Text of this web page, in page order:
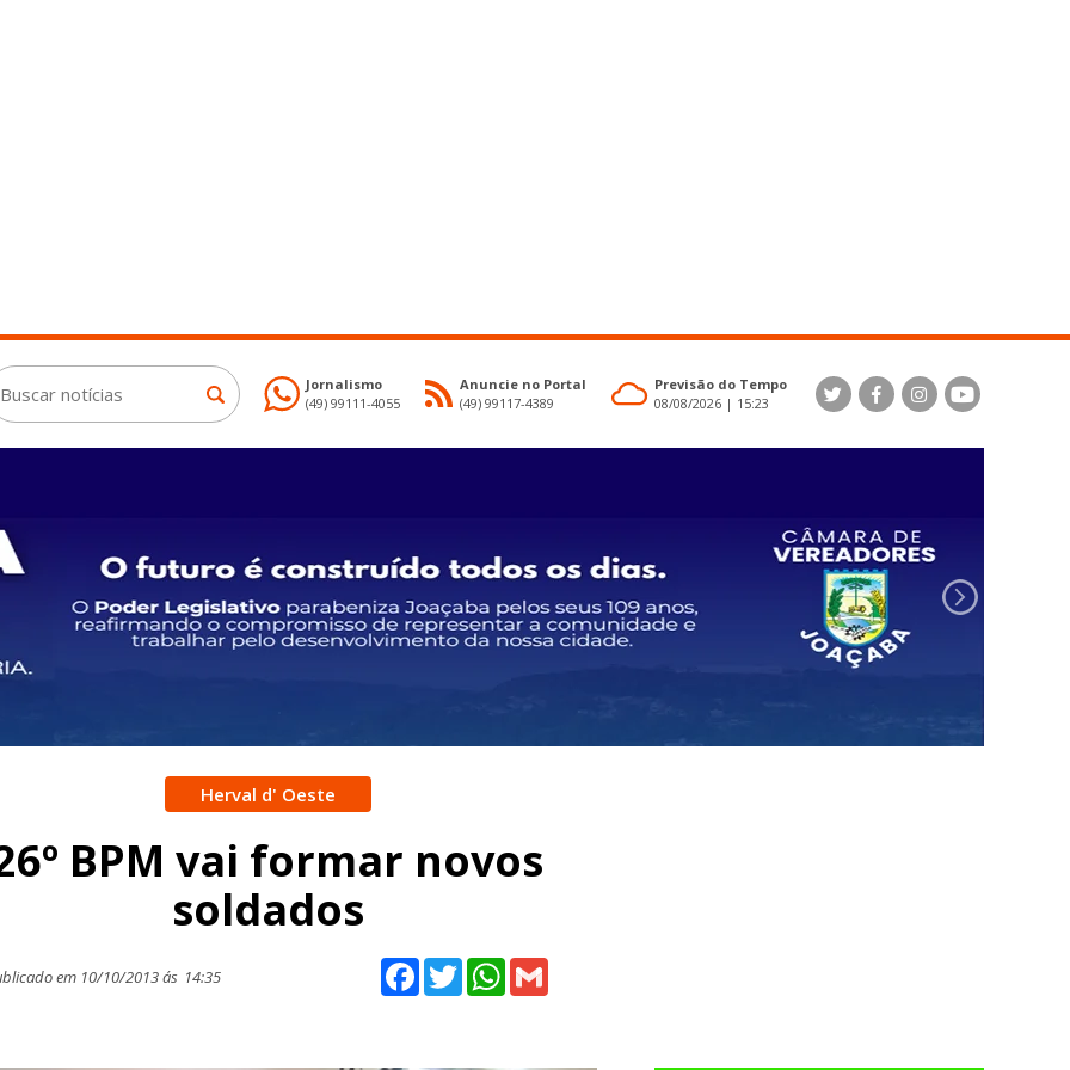
Jornalismo
(49) 99111-4055
Anuncie no Portal
(49) 99117-4389
Previsão do Tempo
08/08/2026 | 15:23
Herval d' Oeste
BPM vai formar novos
soldados
em 10/10/2013 ás 14:35 Facebook
TwitterWhatsApp
Gmail